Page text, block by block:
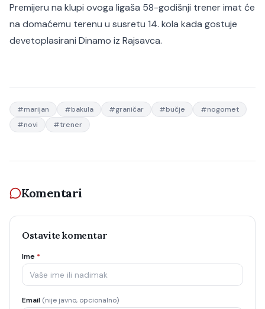
Premijeru na klupi ovoga ligaša 58-godišnji trener imat će
na domaćemu terenu u susretu 14. kola kada gostuje
devetoplasirani Dinamo iz Rajsavca.
#marijan #bakula #graničar #bučje #nogomet
#novi #trener
Komentari
Ostavite komentar
Ime *
Email (nije javno, opcionalno)